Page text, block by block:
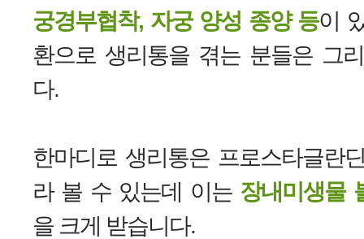
궁경부협착, 자궁 양성 종양 등이
환으로 생리통을 겪는 분들은 그
다.
한마디로 생리통은 프로스타글란
라 볼 수 있는데 이는 장내미생물
을 크게 받습니다.